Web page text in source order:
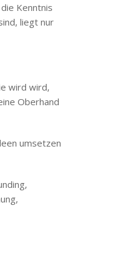
Kenntnis
liegt nur
wird wird,
Oberhand
umsetzen